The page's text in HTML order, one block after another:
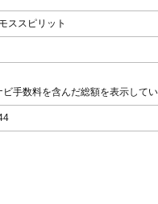
ススピリット
手数料を含んだ総額を表示して